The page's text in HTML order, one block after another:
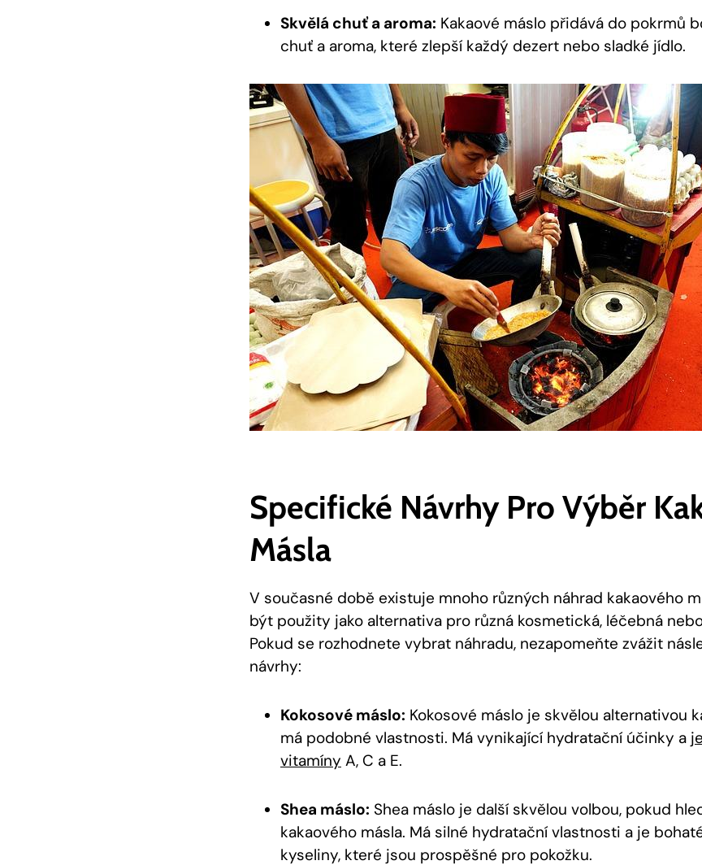
Skvělá chuť a aroma: Kakaové máslo přidává do pokrmů
chuť a aroma, které zlepší každý dezert nebo sladké jídlo.
Specifické Návrhy Pro Výběr
Másla
V současné době existuje mnoho různých náhrad kakaového
být použity jako alternativa pro různá kosmetická, léčebná
Pokud se rozhodnete vybrat náhradu, nezapomeňte zvážit
návrhy:
Kokosové máslo: Kokosové máslo je skvělou alternativou
má podobné vlastnosti. Má vynikající hydratační účinky a
vitamíny A, C a E.
Shea máslo: Shea máslo je další skvělou volbou, pokud
kakaového másla. Má silné hydratační vlastnosti a je
kyseliny, které jsou prospěšné pro pokožku.